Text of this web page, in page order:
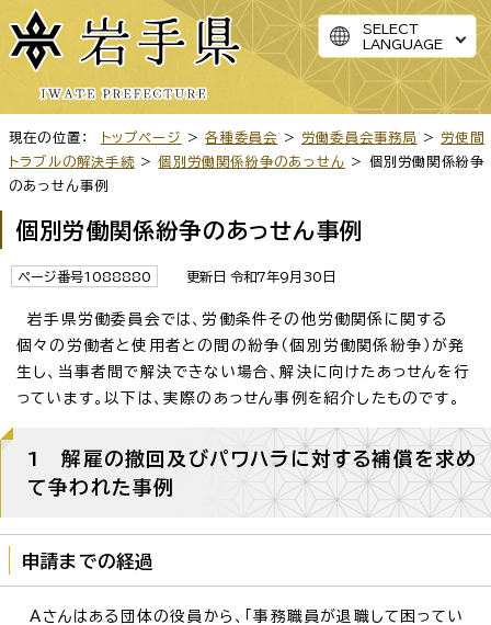
SELECT
LANGUAGE
現在の位置： トップページ >各種委員会 > 労働委員会事務局 > 労使間
トラブルの解決手続 >個別労働関係紛争のあっせん > 個別労働関係紛争
のあっせん事例
個別労働関係紛争のあっせん事例
ページ番号1088880 更新日 令和7年9月30日
岩手県労働委員会では、労働条件その他労働関係に関する
個々の労働者と使用者との間の紛争（個別労働関係紛争）が発
生し、当事者間で解決できない場合、解決に向けたあっせんを行
っています。以下は、実際のあっせん事例を紹介したものです。
1 解雇の撤回及びパワハラに対する補償を求め
て争われた事例
申請までの経過
Aさんはある団体の役員から、「事務職員が退職して困ってい